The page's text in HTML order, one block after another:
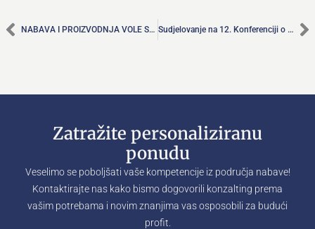
NABAVA I PROIZVODNJA VOLE SE JAVNO! Sudjelovanje na 12. Konferenciji o nabavi
Zatražite personaliziranu
ponudu
Veselimo se poboljšati vaše kompetencije iz područja nabave!
Kontaktirajte nas kako bismo dogovorili konzalting prema
vašim potrebama i novim znanjima vas osposobili za budući
profit.